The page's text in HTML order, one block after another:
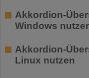
Akkordion-
Windows
Akkordion-
Linux nutzen